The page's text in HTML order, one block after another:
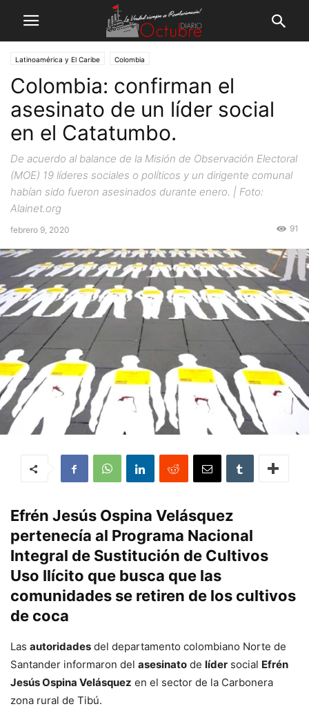
Latinoamérica y El Caribe Colombia
Colombia: confirman el
asesinato de un líder social
en el Catatumbo.
De acuerdo al balance de la Misión de Observación Electoral
(MOE) 19 líderes sociales o políticos y un dirigente comunal
habían sido fueron asesinados durante enero. | Foto:
Alainet.org
febrero 9, 2020 91
Efrén Jesús Ospina Velásquez
pertenecía al Programa Nacional
Integral de Sustitución de Cultivos
Uso Ilícito que busca que las
comunidades se retiren de los cultivos
de coca
Las autoridades del departamento colombiano Norte de
Santander informaron del asesinato de líder social Efrén
Jesús Ospina Velásquez en el sector de la Carbonera
zona rural de Tibú.